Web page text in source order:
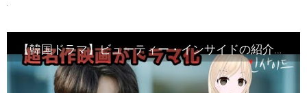
COVER by [ee.Swim]. 韓国ドラマ『逆賊-民の英雄ホン・ギルドン-』
OST. [4K/LIVE] NEW!
OST 가사 속 안 들리는 영어 발음, 스카이 캐슬, We all lie
#youtubeshorts NEW!
【韓国ドラマ】ビューティー・インサイドの紹介＝期待度No.1の 新ドラマ ～超名作映画をイ・ミンギさんとソ・ヒョンジンさんでドラマ化！